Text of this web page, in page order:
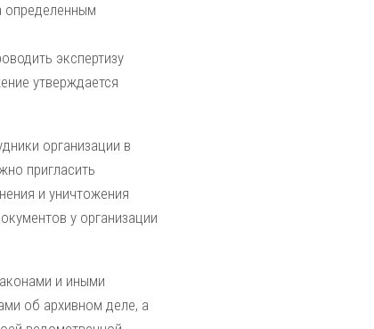
определенным
экспертизу
утверждается
организации в
пригласить
и уничтожения
у организации
и иными
об архивном деле, а